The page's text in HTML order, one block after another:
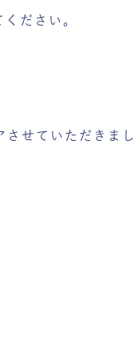
ださい。
せていただきまし